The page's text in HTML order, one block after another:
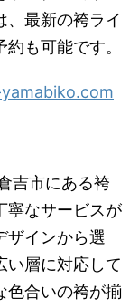
、最新の袴ライ
も可能です。
吉市にある袴
寧なサービスが
ザインから選
い層に対応して
色合いの袴が揃